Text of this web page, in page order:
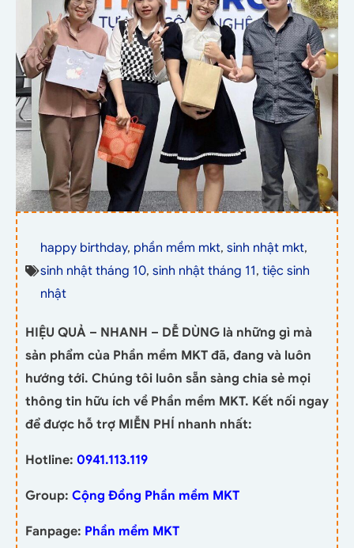
happy birthday, phần mềm mkt, sinh nhật mkt,
sinh nhật tháng 10, sinh nhật tháng 11, tiệc sinh
nhật
HIỆU QUẢ – NHANH – DỄ DÙNG là những gì mà
sản phẩm của Phần mềm MKT đã, đang và luôn
hướng tới. Chúng tôi luôn sẵn sàng chia sẻ mọi
thông tin hữu ích về Phần mềm MKT. Kết nối ngay
để được hỗ trợ MIỄN PHÍ nhanh nhất:
Hotline: 0941.113.119
Group: Cộng Đồng Phần mềm MKT
Fanpage: Phần mềm MKT